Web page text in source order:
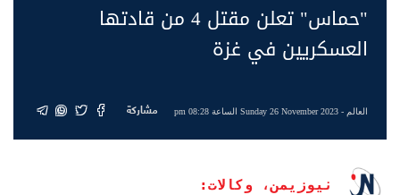
"حماس" تعلن مقتل 4 من قادتها
العسكريين في غزة
العالم - Sunday 26 November 2023 الساعة 08:28 pm مشاركة
نيوزيمن، وكالات: